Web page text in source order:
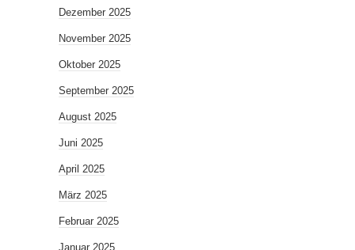
Dezember 2025
November 2025
Oktober 2025
September 2025
August 2025
Juni 2025
April 2025
März 2025
Februar 2025
Januar 2025